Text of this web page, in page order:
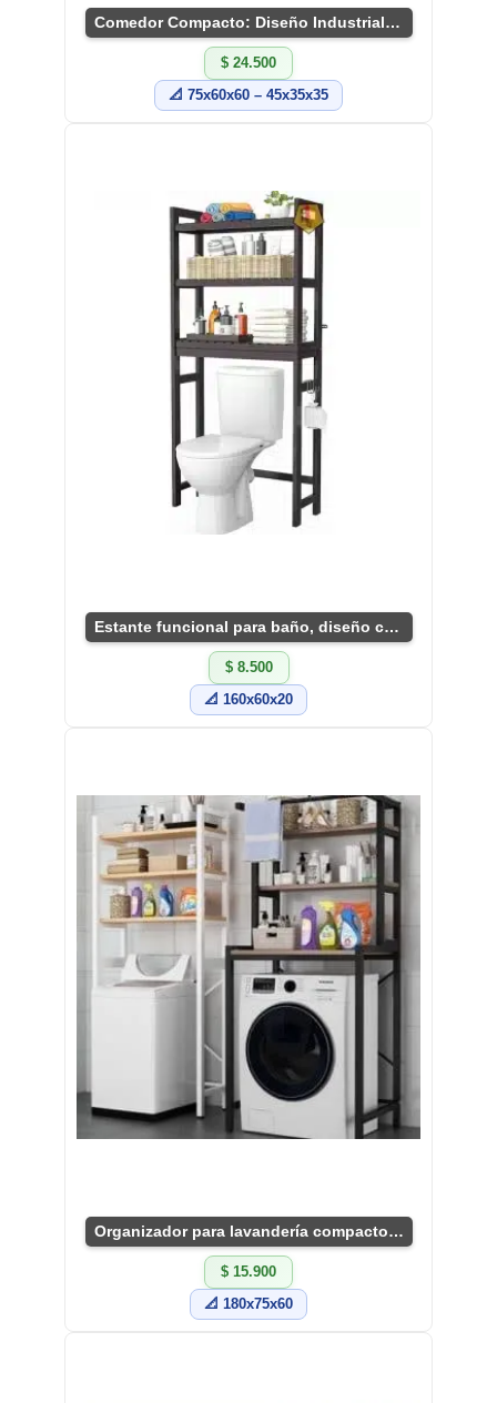
Comedor Compacto: Diseño Industrial Único
$ 24.500
📐 75x60x60 – 45x35x35
Estante funcional para baño, diseño compacto y útil
$ 8.500
📐 160x60x20
Organizador para lavandería compacto y funcional
$ 15.900
📐 180x75x60